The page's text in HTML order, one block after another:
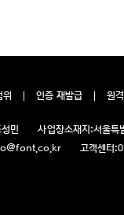
위 인증 재발급 원
민 사업장소재지:서울특
고객센터: